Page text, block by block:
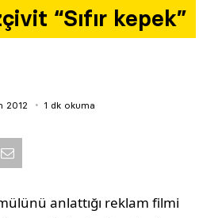
“Sıfır kepek”
2012 1 dk okuma
anlattığı reklam filmi